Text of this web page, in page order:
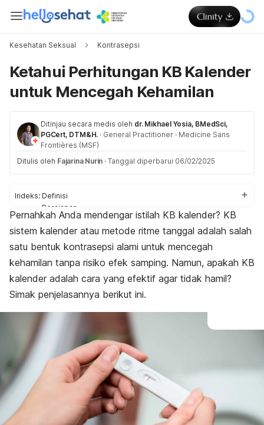
Kesehatan Seksual Kontrasepsi
Ketahui Perhitungan KB Kalender
untuk Mencegah Kehamilan
Ditinjau secara medis oleh dr. Mikhael Yosia, BMedSci,
PGCert, DTM&H. · General Practitioner · Medicine Sans
Frontières (MSF)
Ditulis oleh Fajarina Nurin · Tanggal diperbarui 06/02/2025
Indeks: Definisi
Persiapan
Siklus menstruasi
Cara melakukan
Risiko
Pernahkah Anda mendengar istilah KB kalender? KB
sistem kalender atau metode ritme tanggal adalah salah
satu bentuk kontrasepsi alami untuk mencegah
kehamilan tanpa risiko efek samping. Namun, apakah KB
kalender adalah cara yang efektif agar tidak hamil?
Simak penjelasannya berikut ini.